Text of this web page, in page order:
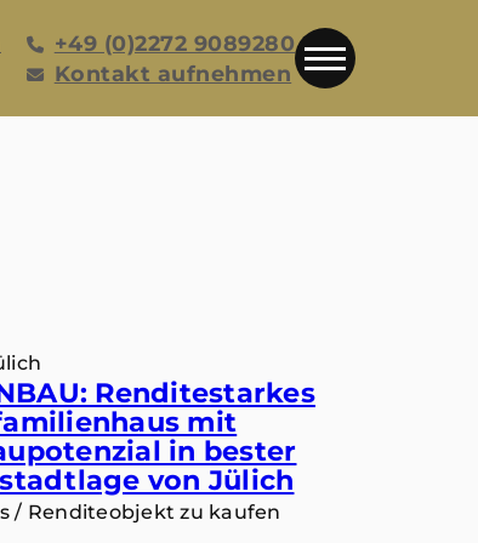
+49 (0)2272 9089280
Kontakt aufnehmen
Renditestarkes
mit
in bester
von Jülich
/ Renditeobjekt zu kaufen